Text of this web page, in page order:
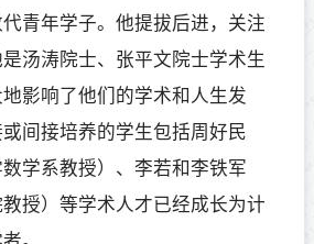
青年学子。他提拔后进，关注
汤涛院士、张平文院士学术生
影响了他们的学术和人生发
间接培养的学生包括周好民
数学系教授）、李若和李铁军
教授）等学术人才已经成长为计